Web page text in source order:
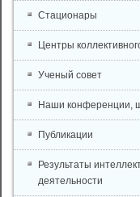
Стационары
Центры
Ученый совет
Наши конференции,
Публикации
Результаты
деятельности